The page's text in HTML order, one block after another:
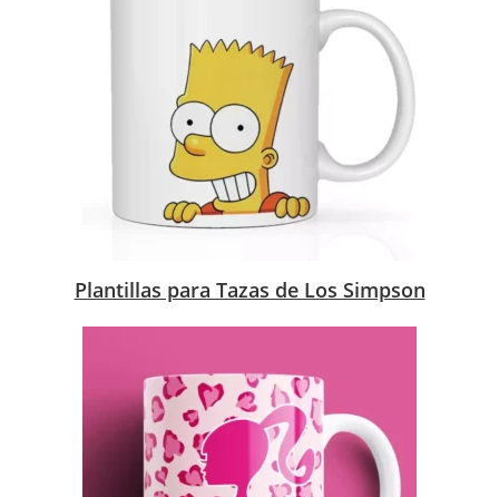
Plantillas para Tazas de Los Simpson